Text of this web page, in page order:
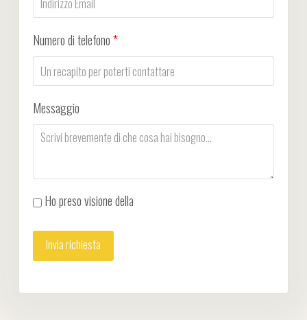
Numero di telefono*
Messaggio
Ho preso visione della